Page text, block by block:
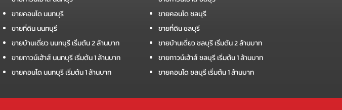
ขายคอนโด นนทบุรี
ขายที่ดิน นนทบุรี
ขายบ้านเดี่ยว นนทบุรี เริ่มต้น 2 ล้านบาท
ขายทาวน์เฮ้าส์ นนทบุรี เริ่มต้น 1 ล้านบาท
ขายคอนโด นนทบุรี เริ่มต้น 1 ล้านบาท
ขายคอนโด ชลบุรี
ขายที่ดิน ชลบุรี
ขายบ้านเดี่ยว ชลบุรี เริ่มต้น 2 ล้านบาท
ขายทาวน์เฮ้าส์ ชลบุรี เริ่มต้น 1 ล้านบาท
ขายคอนโด ชลบุรี เริ่มต้น 1 ล้านบาท